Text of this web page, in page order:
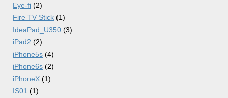
Eye-fi (2)
Fire TV Stick (1)
IdeaPad_U350 (3)
iPad2 (2)
iPhone5s (4)
iPhone6s (2)
iPhoneX (1)
IS01 (1)